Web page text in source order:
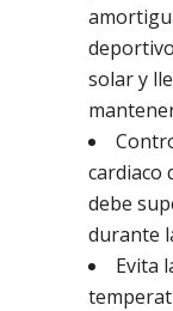
solar y
cardiaco
debe
durante
Evita